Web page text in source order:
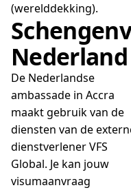
(werelddekking).
De Nederlandse
ambassade in Accra
maakt gebruik van de
diensten van de
dienstverlener VFS
Global. Je kan jouw
visumaanvraag